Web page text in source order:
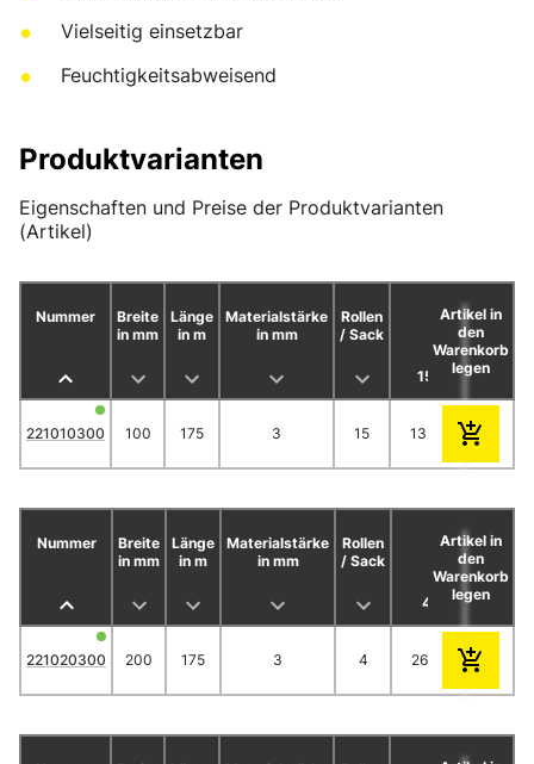
Vielseitig einsetzbar
Feuchtigkeitsabweisend
Produktvarianten
Eigenschaften und Preise der Produktvarianten
(Artikel)
Nummer
Breite
in mm
Länge
in m
Materialstärke
in mm
Rollen
/ Sack
15 30
Artikel in
den
Warenkorb
legen
221010300 100 175 3 15 13.80 12.65
Nummer
Breite
in mm
Länge
in m
Materialstärke
in mm
Rollen
/ Sack
4 12
Artikel in
den
Warenkorb
legen
221020300 200 175 3 4 26.45 23.50